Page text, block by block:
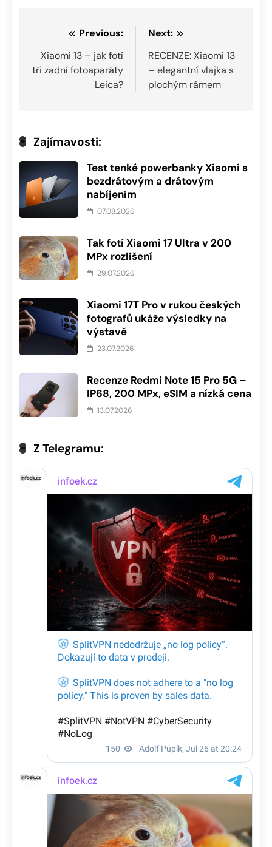
Navigace
pro
příspěvek
Previous:
Xiaomi 13 – jak fotí
tři zadní fotoaparáty
Leica?
Next:
RECENZE: Xiaomi 13
– elegantní vlajka s
plochým rámem
Zajímavosti:
Test tenké powerbanky Xiaomi s
bezdrátovým a drátovým
nabíjením
07.08.2026
Tak fotí Xiaomi 17 Ultra v 200
MPx rozlišení
29.07.2026
Xiaomi 17T Pro v rukou českých
fotografů ukáže výsledky na
výstavě
23.07.2026
Recenze Redmi Note 15 Pro 5G –
IP68, 200 MPx, eSIM a nízká cena
13.07.2026
Z Telegramu: